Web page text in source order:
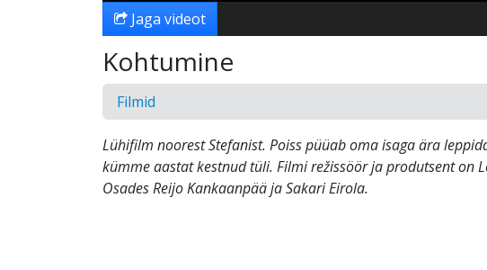
Jaga videot
Kohtumine
Filmid
Lühifilm noorest Stefanist. Poiss püüab oma isaga ära
kümme aastat kestnud tüli. Filmi režissöör ja produtsent on
Osades Reijo Kankaanpää ja Sakari Eirola.